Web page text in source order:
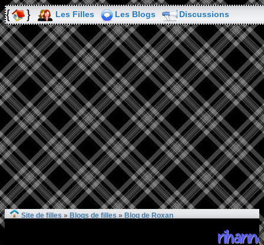
Les Filles Les Blogs Discussions
Site de filles » Blogs de filles » Blog de Roxan